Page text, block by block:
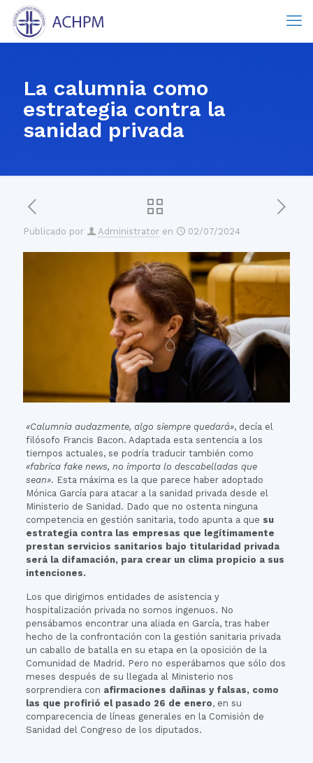
La calumnia como
estrategia contra la
sanidad privada
Publicado por Administrator en 02/07/2024
«Calumnia audazmente, algo siempre quedará», decía el
filósofo Francis Bacon. Adaptada esta sentencia a los
tiempos actuales, se podría traducir también como
«fabrica fake news, no importa lo descabelladas que
sean». Esta máxima es la que parece haber adoptado
Mónica García para atacar a la sanidad privada desde el
Ministerio de Sanidad. Dado que no ostenta ninguna
competencia en gestión sanitaria, todo apunta a que su
estrategia contra las empresas que legítimamente
prestan servicios sanitarios bajo titularidad privada
será la difamación, para crear un clima propicio a sus
intenciones.
Los que dirigimos entidades de asistencia y
hospitalización privada no somos ingenuos. No
pensábamos encontrar una aliada en García, tras haber
hecho de la confrontación con la gestión sanitaria privada
un caballo de batalla en su etapa en la oposición de la
Comunidad de Madrid. Pero no esperábamos que sólo dos
meses después de su llegada al Ministerio nos
sorprendiera con afirmaciones dañinas y falsas, como
las que profirió el pasado 26 de enero, en su
comparecencia de líneas generales en la Comisión de
Sanidad del Congreso de los diputados.